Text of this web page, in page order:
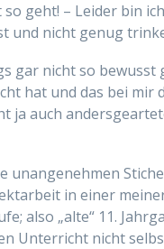
geht! – Leider bin
und nicht genug
gar nicht so
hat und das bei mir
ja auch
Stiche
in einer
also „alte“ 11.
Unterricht nicht